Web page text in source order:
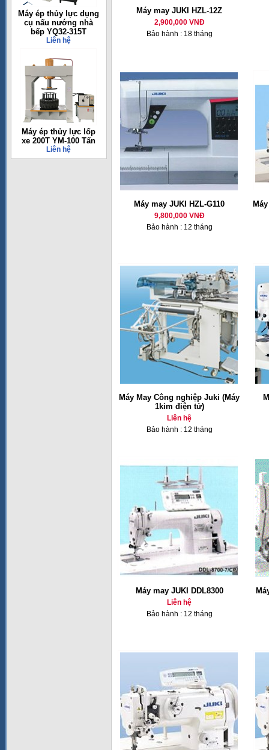
Máy ép thủy lực dụng
cụ nấu nướng nhà
bếp YQ32-315T
Liên hệ
Máy ép thủy lực lốp
xe 200T YM-100 Tấn
Liên hệ
Máy may JUKI HZL-12Z
2,900,000 VNĐ
Bảo hành : 18 tháng
Máy may JUKI HZL-G110
9,800,000 VNĐ
Bảo hành : 12 tháng
Máy May Công nghiệp Juki (Máy
1kim điện tử)
Liên hệ
Bảo hành : 12 tháng
Máy may JUKI DDL8300
Liên hệ
Bảo hành : 12 tháng